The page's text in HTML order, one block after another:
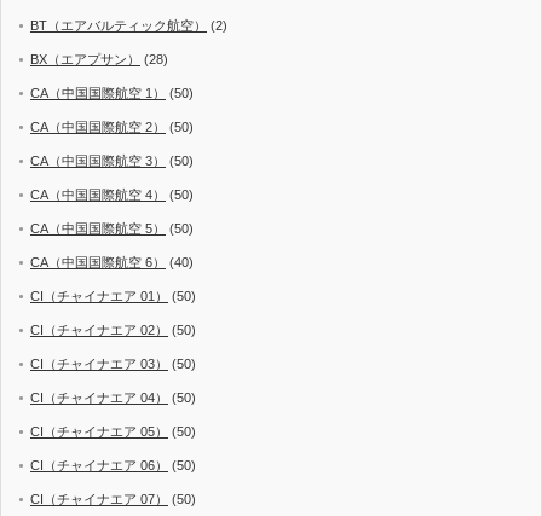
BT（エアバルティック航空） (2)
BX（エアプサン） (28)
CA（中国国際航空 1） (50)
CA（中国国際航空 2） (50)
CA（中国国際航空 3） (50)
CA（中国国際航空 4） (50)
CA（中国国際航空 5） (50)
CA（中国国際航空 6） (40)
CI（チャイナエア 01） (50)
CI（チャイナエア 02） (50)
CI（チャイナエア 03） (50)
CI（チャイナエア 04） (50)
CI（チャイナエア 05） (50)
CI（チャイナエア 06） (50)
CI（チャイナエア 07） (50)